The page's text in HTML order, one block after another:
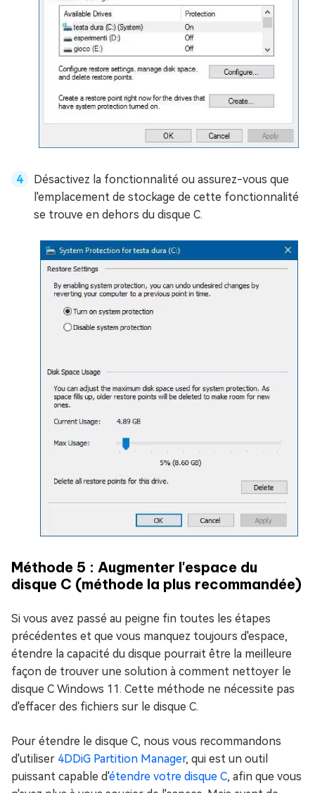
Désactivez la fonctionnalité ou assurez-vous que
l'emplacement de stockage de cette fonctionnalité
se trouve en dehors du disque C.
Méthode 5 : Augmenter l'espace du
disque C (méthode la plus recommandée)
Si vous avez passé au peigne fin toutes les étapes
précédentes et que vous manquez toujours d'espace,
étendre la capacité du disque pourrait être la meilleure
façon de trouver une solution à comment nettoyer le
disque C Windows 11. Cette méthode ne nécessite pas
d'effacer des fichiers sur le disque C.
Pour étendre le disque C, nous vous recommandons
d'utiliser 4DDiG Partition Manager, qui est un outil
puissant capable d'étendre votre disque C, afin que vous